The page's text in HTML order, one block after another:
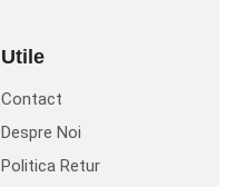
Utile
Contact
Despre Noi
Politica Retur